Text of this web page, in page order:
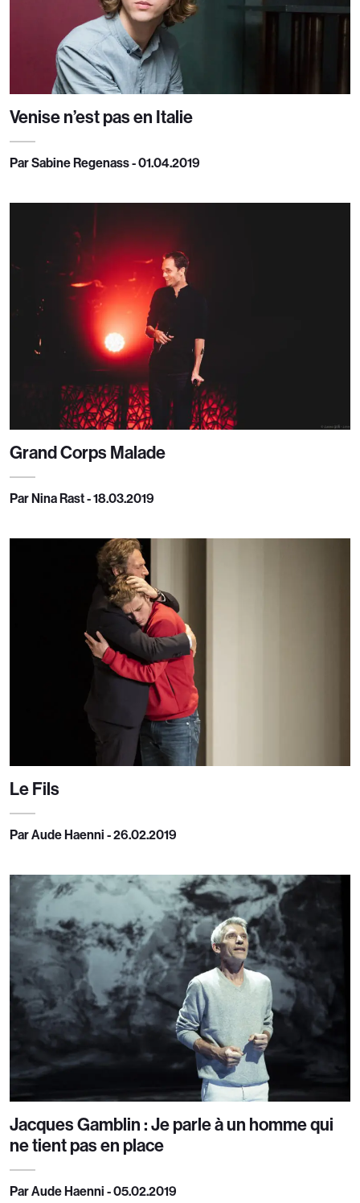
Venise n’est pas en Italie
Par Sabine Regenass - 01.04.2019
Grand Corps Malade
Par Nina Rast - 18.03.2019
Le Fils
Par Aude Haenni - 26.02.2019
Jacques Gamblin : Je parle à un homme qui
ne tient pas en place
Par Aude Haenni - 05.02.2019